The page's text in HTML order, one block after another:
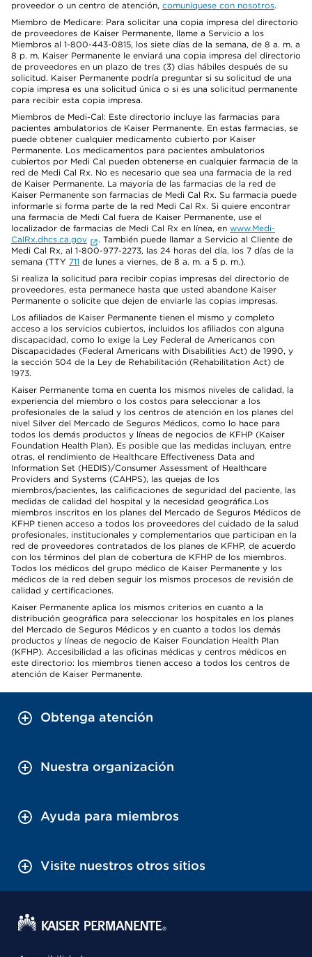
proveedor o un centro de atención, comuníquese con nosotros.
Miembro de Medicare: Para solicitar una copia impresa del directorio
de proveedores de Kaiser Permanente, llame a Servicio a los
Miembros al 1-800-443-0815, los siete días de la semana, de 8 a. m. a
8 p. m. Kaiser Permanente le enviará una copia impresa del directorio
de proveedores en un plazo de tres (3) días hábiles después de su
solicitud. Kaiser Permanente podría preguntar si su solicitud de una
copia impresa es una solicitud única o si es una solicitud permanente
para recibir esta copia impresa.
Miembros de Medi-Cal: Este directorio incluye las farmacias para
pacientes ambulatorios de Kaiser Permanente. En estas farmacias, se
puede obtener cualquier medicamento cubierto por Kaiser
Permanente. Los medicamentos para pacientes ambulatorios
cubiertos por Medi Cal pueden obtenerse en cualquier farmacia de la
red de Medi Cal Rx. No es necesario que sea una farmacia de la red
de Kaiser Permanente. La mayoría de las farmacias de la red de
Kaiser Permanente son farmacias de Medi Cal Rx. Su farmacia puede
informarle si forma parte de la red Medi Cal Rx. Si quiere encontrar
una farmacia de Medi Cal fuera de Kaiser Permanente, use el
localizador de farmacias de Medi Cal Rx en línea, en www.Medi-
CalRx.dhcs.ca.gov
. También puede llamar a Servicio al Cliente de
Medi Cal Rx, al 1-800-977-2273, las 24 horas del día, los 7 días de la
semana (TTY 711 de lunes a viernes, de 8 a. m. a 5 p. m.).
Si realiza la solicitud para recibir copias impresas del directorio de
proveedores, esta permanece hasta que usted abandone Kaiser
Permanente o solicite que dejen de enviarle las copias impresas.
Los afiliados de Kaiser Permanente tienen el mismo y completo
acceso a los servicios cubiertos, incluidos los afiliados con alguna
discapacidad, como lo exige la Ley Federal de Americanos con
Discapacidades (Federal Americans with Disabilities Act) de 1990, y
la sección 504 de la Ley de Rehabilitación (Rehabilitation Act) de
1973.
Kaiser Permanente toma en cuenta los mismos niveles de calidad, la
experiencia del miembro o los costos para seleccionar a los
profesionales de la salud y los centros de atención en los planes del
nivel Silver del Mercado de Seguros Médicos, como lo hace para
todos los demás productos y líneas de negocios de KFHP (Kaiser
Foundation Health Plan). Es posible que las medidas incluyan, entre
otras, el rendimiento de Healthcare Effectiveness Data and
Information Set (HEDIS)/Consumer Assessment of Healthcare
Providers and Systems (CAHPS), las quejas de los
miembros/pacientes, las calificaciones de seguridad del paciente, las
medidas de calidad del hospital y la necesidad geográfica.Los
miembros inscritos en los planes del Mercado de Seguros Médicos de
KFHP tienen acceso a todos los proveedores del cuidado de la salud
profesionales, institucionales y complementarios que participan en la
red de proveedores contratados de los planes de KFHP, de acuerdo
con los términos del plan de cobertura de KFHP de los miembros.
Todos los médicos del grupo médico de Kaiser Permanente y los
médicos de la red deben seguir los mismos procesos de revisión de
calidad y certificaciones.
Kaiser Permanente aplica los mismos criterios en cuanto a la
distribución geográfica para seleccionar los hospitales en los planes
del Mercado de Seguros Médicos y en cuanto a todos los demás
productos y líneas de negocio de Kaiser Foundation Health Plan
(KFHP). Accesibilidad a las oficinas médicas y centros médicos en
este directorio: los miembros tienen acceso a todos los centros de
atención de Kaiser Permanente.
Obtenga atención
Nuestra organización
Ayuda para miembros
Visite nuestros otros sitios